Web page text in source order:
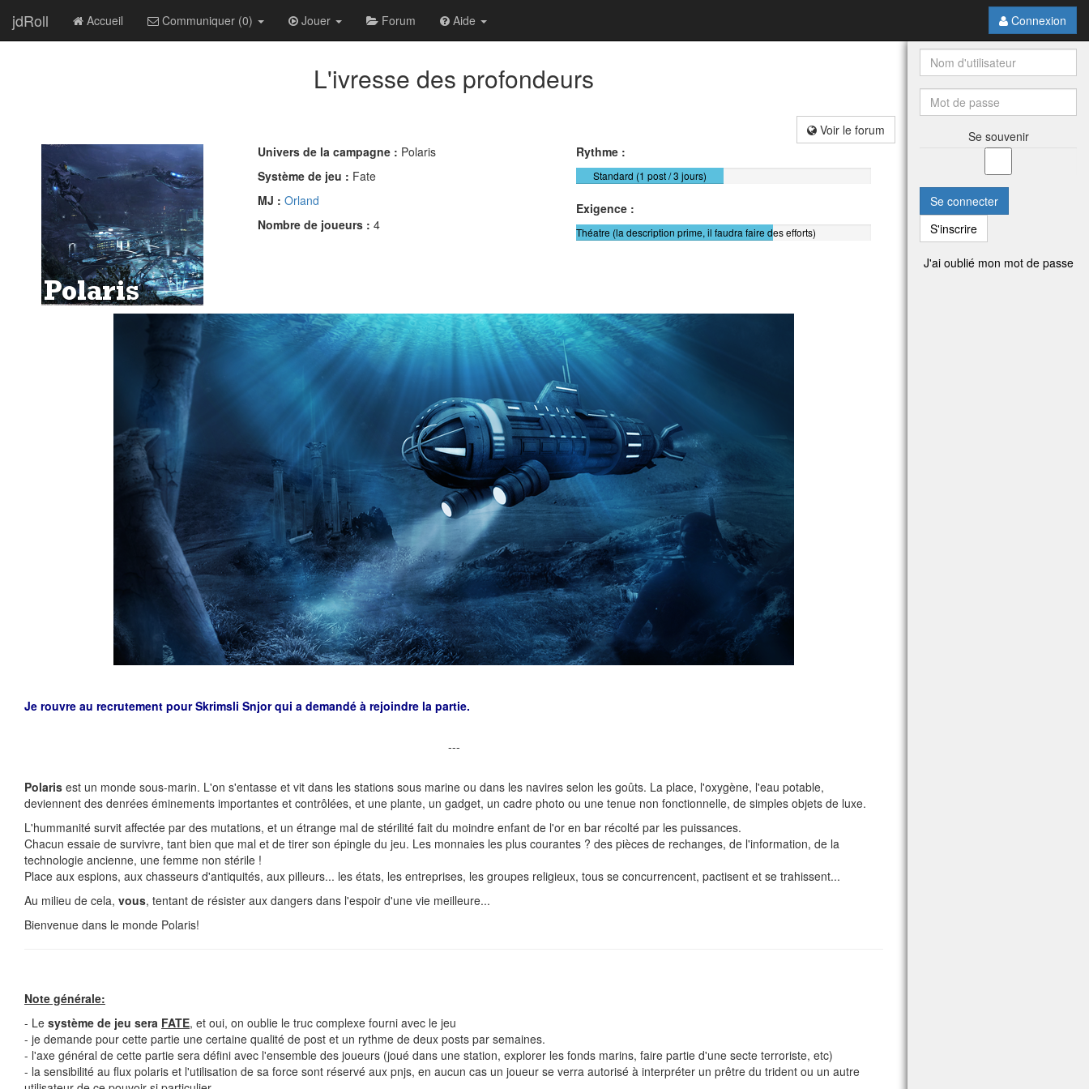
jdRoll Accueil Communiquer (0) Jouer Forum Aide Connexion
L'ivresse des profondeurs
Voir le forum
Univers de la campagne : Polaris
Système de jeu : Fate
MJ : Orland
Nombre de joueurs : 4
Rythme :
Standard (1 post / 3 jours)
Exigence :
Théatre (la description prime, il faudra faire des efforts)
Je rouvre au recrutement pourSkrimsli Snjor qui a demandé à rejoindre la partie.
---
Polaris est un monde sous-marin. L'on s'entasse et vit dans les stations sous marine ou dans les navires selon les goûts. La place, l'oxygène, l'eau potable,
deviennent des denrées éminements importantes et contrôlées, et une plante, un gadget, un cadre photo ou une tenue non fonctionnelle, de simples objets de luxe.
L'hummanité survit affectée par des mutations, et un étrange mal de stérilité fait du moindre enfant de l'or en bar récolté par les puissances.
Chacun essaie de survivre, tant bien que mal et de tirer son épingle du jeu. Les monnaies les plus courantes ? des pièces de rechanges, de l'information, de la
technologie ancienne, une femme non stérile !
Place aux espions, aux chasseurs d'antiquités, aux pilleurs... les états, les entreprises, les groupes religieux, tous se concurrencent, pactisent et se trahissent...
Au milieu de cela, vous, tentant de résister aux dangers dans l'espoir d'une vie meilleure...
Bienvenue dans le monde Polaris!
Note générale:
- Le système de jeu sera FATE, et oui, on oublie le truc complexe fourni avec le jeu
- je demande pour cette partie une certaine qualité de post et un rythme de deux posts par semaines.
- l'axe général de cette partie sera défini avec l'ensemble des joueurs (joué dans une station, explorer les fonds marins, faire partie d'une secte terroriste, etc)
- la sensibilité au flux polaris et l'utilisation de sa force sont réservé aux pnjs, en aucun cas un joueur se verra autorisé à interpréter un prêtre du trident ou un autre
Se souvenir
Se connecter
S'inscrire
J'ai oublié mon mot de passe